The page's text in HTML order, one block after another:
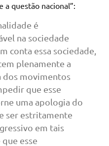
a questão nacional”:
é
na sociedade
conta essa sociedade,
plenamente a
movimentos
que esse
uma apologia do
ser estritamente
em tais
esse